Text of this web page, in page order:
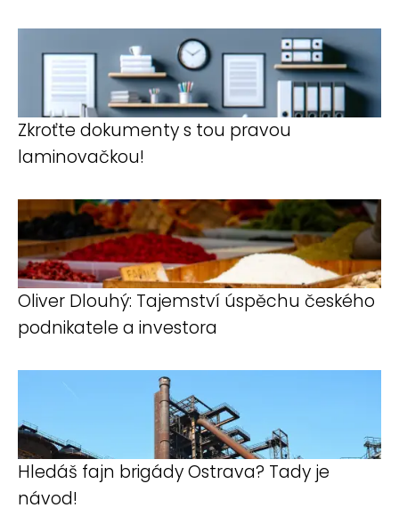
Zkroťte dokumenty s tou pravou
laminovačkou!
Oliver Dlouhý: Tajemství úspěchu českého
podnikatele a investora
Hledáš fajn brigády Ostrava? Tady je
návod!